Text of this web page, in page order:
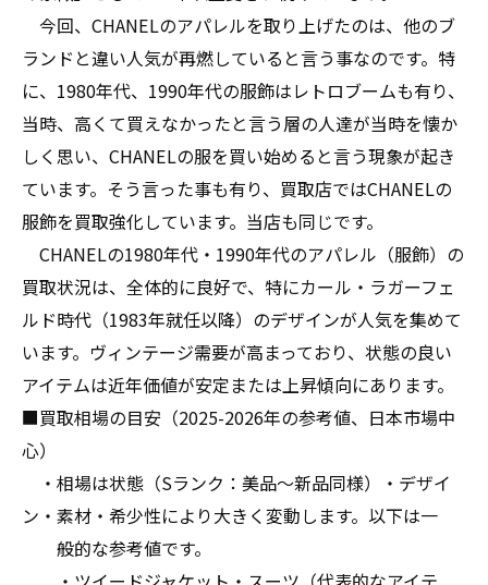
今回、CHANELのアパレルを取り上げたのは、他のブ
ランドと違い人気が再燃していると言う事なのです。特
に、1980年代、1990年代の服飾はレトロブームも有り、
当時、高くて買えなかったと言う層の人達が当時を懐か
しく思い、CHANELの服を買い始めると言う現象が起き
ています。そう言った事も有り、買取店ではCHANELの
服飾を買取強化しています。当店も同じです。
CHANELの1980年代・1990年代のアパレル（服飾）の
買取状況は、全体的に良好で、特にカール・ラガーフェ
ルド時代（1983年就任以降）のデザインが人気を集めて
います。ヴィンテージ需要が高まっており、状態の良い
アイテムは近年価値が安定または上昇傾向にあります。
■買取相場の目安（2025-2026年の参考値、日本市場中
心）
・相場は状態（Sランク：美品〜新品同様）・デザイ
ン・素材・希少性により大きく変動します。以下は一
般的な参考値です。